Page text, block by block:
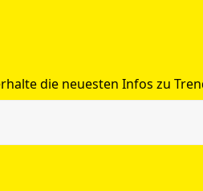
die neuesten Infos zu